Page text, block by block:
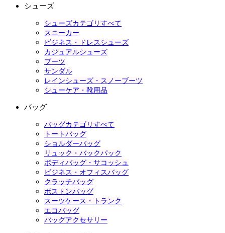
シューズ
シューズカテゴリすべて
スニーカー
ビジネス・ドレスシューズ
カジュアルシューズ
ブーツ
サンダル
レインシューズ・スノーブーツ
シューケア・靴用品
バッグ
バッグカテゴリすべて
トートバッグ
ショルダーバッグ
リュック・バックパック
ボディバッグ・サコッシュ
ビジネス・オフィスバッグ
クラッチバッグ
ボストンバッグ
スーツケース・トランク
エコバッグ
バッグアクセサリー